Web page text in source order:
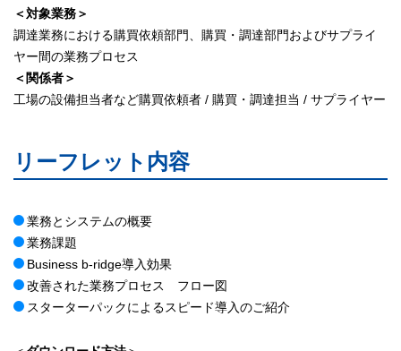
＜対象業務＞
調達業務における購買依頼部門、購買・調達部門およびサプライ
ヤー間の業務プロセス
＜関係者＞
工場の設備担当者など購買依頼者 / 購買・調達担当 / サプライヤー
リーフレット内容
業務とシステムの概要
業務課題
Business b-ridge導入効果
改善された業務プロセス フロー図
スターターパックによるスピード導入のご紹介